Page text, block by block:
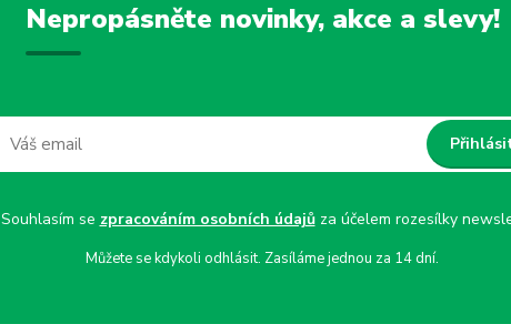
Nepropásněte novinky, akce a slevy!
Souhlasím se zpracováním osobních údajůza účelem rozesílky
Můžete se kdykoli odhlásit. Zasíláme jednou za 14 dní.